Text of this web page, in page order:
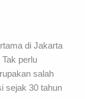
di Jakarta
perlu
salah
sejak 30 tahun